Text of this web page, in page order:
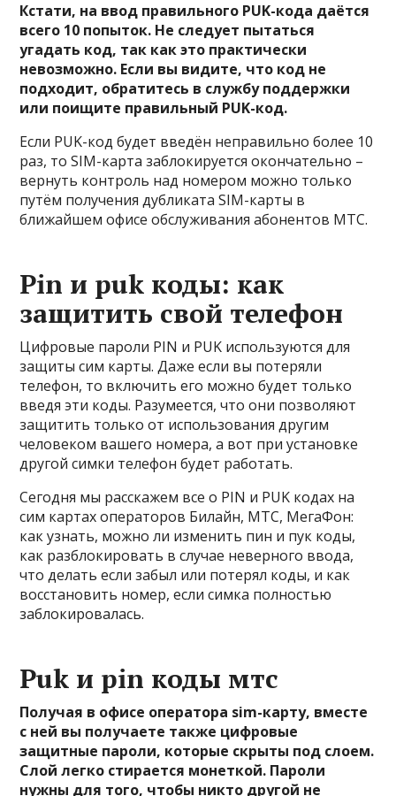
Кстати, на ввод правильного PUK-кода даётся
всего 10 попыток. Не следует пытаться
угадать код, так как это практически
невозможно. Если вы видите, что код не
подходит, обратитесь в службу поддержки
или поищите правильный PUK-код.
Если PUK-код будет введён неправильно более 10
раз, то SIM-карта заблокируется окончательно –
вернуть контроль над номером можно только
путём получения дубликата SIM-карты в
ближайшем офисе обслуживания абонентов МТС.
Pin и puk коды: как
защитить свой телефон
Цифровые пароли PIN и PUK используются для
защиты сим карты. Даже если вы потеряли
телефон, то включить его можно будет только
введя эти коды. Разумеется, что они позволяют
защитить только от использования другим
человеком вашего номера, а вот при установке
другой симки телефон будет работать.
Сегодня мы расскажем все о PIN и PUK кодах на
сим картах операторов Билайн, МТС, МегаФон:
как узнать, можно ли изменить пин и пук коды,
как разблокировать в случае неверного ввода,
что делать если забыл или потерял коды, и как
восстановить номер, если симка полностью
заблокировалась.
Puk и pin коды мтс
Получая в офисе оператора sim-карту, вместе
с ней вы получаете также цифровые
защитные пароли, которые скрыты под слоем.
Слой легко стирается монеткой. Пароли
нужны для того, чтобы никто другой не